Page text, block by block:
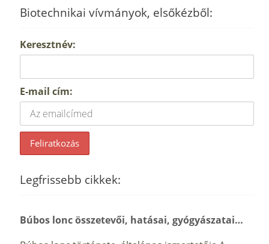
Biotechnikai vívmányok, elsőkézből:
Keresztnév:
E-mail cím:
Legfrissebb cikkek:
Búbos lonc összetevői, hatásai, gyógyászatai…